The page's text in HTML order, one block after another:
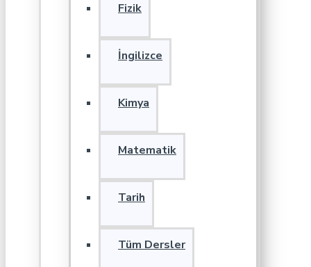
Fizik
İngilizce
Kimya
Matematik
Tarih
Tüm Dersler